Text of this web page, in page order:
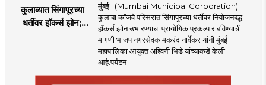
कुलाब्यात सिंगापूरच्या
धर्तीवर हॉकर्स झोन;
आयुक्तांना पत्र
मुंबई : (Mumbai Municipal Corporation)
कुलाबा कॉजवे परिसरात सिंगापूरच्या धर्तीवर नियोजनबद्ध
हॉकर्स झोन उभारण्याचा प्रायोगिक प्रकल्प राबविण्याची
मागणी भाजप नगरसेवक मकरंद नार्वेकर यांनी मुंबई
महापालिका आयुक्त अश्विनी भिडे यांच्याकडे केली
आहे.पर्यटन ..